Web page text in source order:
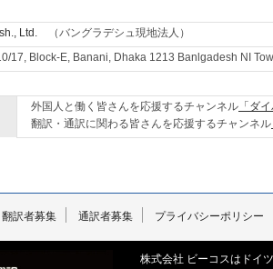
翻訳者募集 通訳者募集 プライバシーポリシー
株式会社 ビーコスはドイ